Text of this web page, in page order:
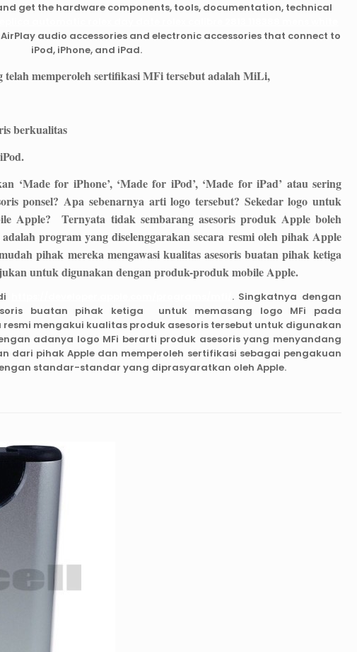
get the hardware components, tools, documentation, technical
audio accessories and electronic accessories that connect to
iPod, iPhone, and iPad.
memperoleh sertifikasi MFi tersebut adalahMiLi,
berkualitas
‘Made for iPhone’, ‘Made for iPod’, ‘Made for iPad’ atau sering
ponsel? Apa sebenarnya arti logo tersebut? Sekedar logo untuk
Apple? Ternyata tidak sembarang asesoris produk Apple boleh
program yang diselenggarakan secara resmi oleh pihak Apple
pihak mereka mengawasi kualitas asesoris buatan pihak ketiga
untuk digunakan dengan produk-produk mobile Apple.
. Singkatnya dengan
buatan pihak ketiga untuk memasang logo MFi pada
mengakui kualitas produk asesoris tersebut untuk digunakan
adanya logo MFi berarti produk asesoris yang menyandang
dari pihak Apple dan memperoleh sertifikasi sebagai pengakuan
standar-standar yang diprasyaratkan oleh Apple.